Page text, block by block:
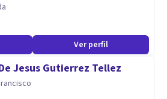
Ver perfil
Jesus Gutierrez Tellez